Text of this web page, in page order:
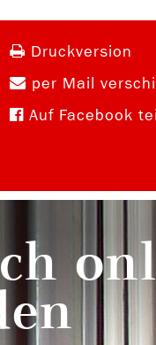
Druckversion
per Mail
Auf Facebook